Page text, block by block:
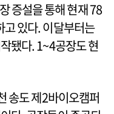
증설을 통해 현재 78
있다. 이달부터는
됐다. 1~4공장도 현
송도 제2바이오캠퍼